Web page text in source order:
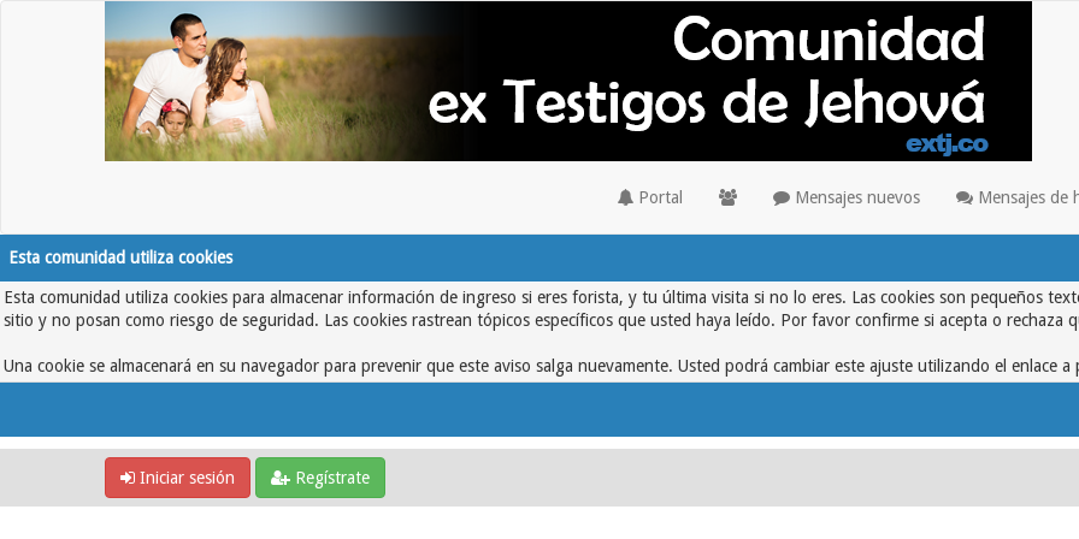
Portal Mensajes nuevos Mensajes de
Esta comunidad utiliza cookies
Esta comunidad utiliza cookies para almacenar información de ingreso si eres forista, y tu última visita si no lo eres. Las cookies son pequeños
sitio y no posan como riesgo de seguridad. Las cookies rastrean tópicos específicos que usted haya leído. Por favor confirme si acepta o rechaza
Una cookie se almacenará en su navegador para prevenir que este aviso salga nuevamente. Usted podrá cambiar este ajuste utilizando el enlace a
Iniciar sesión Regístrate